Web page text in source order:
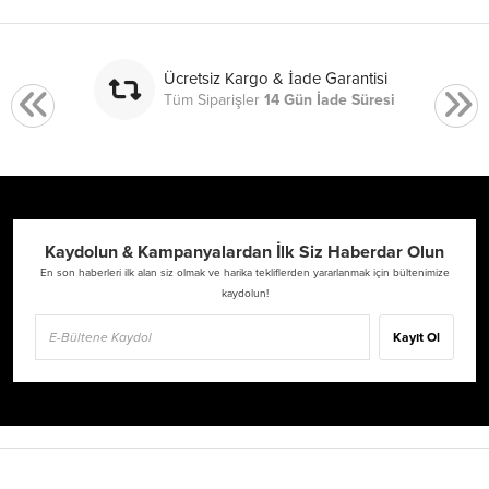
Ücretsiz Kargo & İade Garantisi
Tüm Siparişler14 Gün İade Süresi
Kaydolun & Kampanyalardan İlk Siz Haberdar Olun
En son haberleri ilk alan siz olmak ve harika tekliflerden yararlanmak için bültenimize
kaydolun!
Kayıt Ol